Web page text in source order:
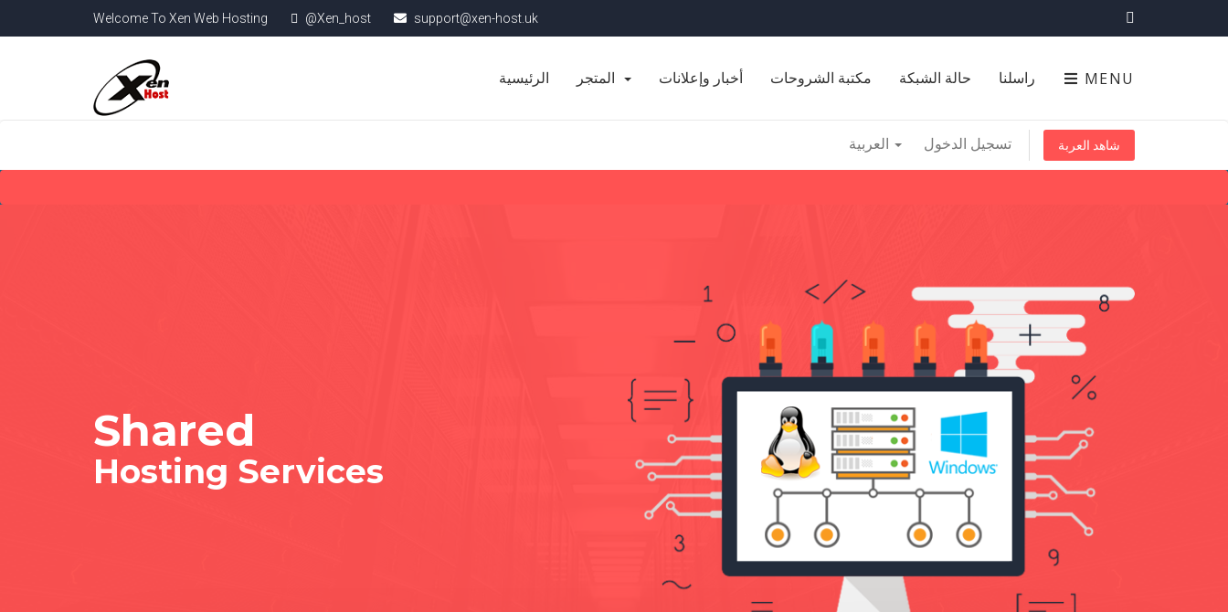
Welcome To Xen Web Hosting @Xen_host support@xen-host.uk
MENU الرئيسية أخبار وإعلانات مكتبة الشروحات حالة الشبكة راسلنا
تسجيل الدخول شاهد العربة
Shared
Hosting Services